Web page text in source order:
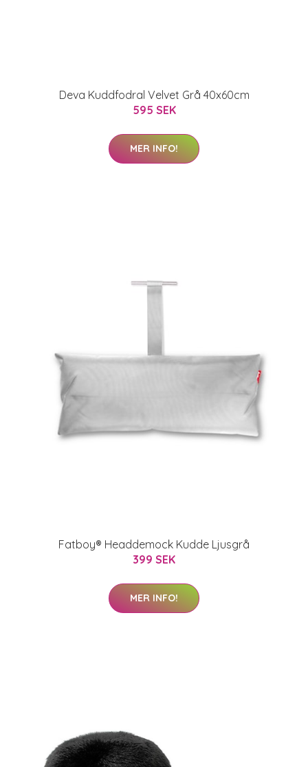
Deva Kuddfodral Velvet Grå 40x60cm
595 SEK
MER INFO!
Fatboy® Headdemock Kudde Ljusgrå
399 SEK
MER INFO!